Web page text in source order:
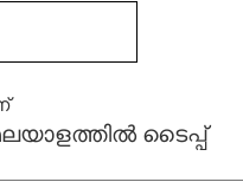
ടൈപ്പ്